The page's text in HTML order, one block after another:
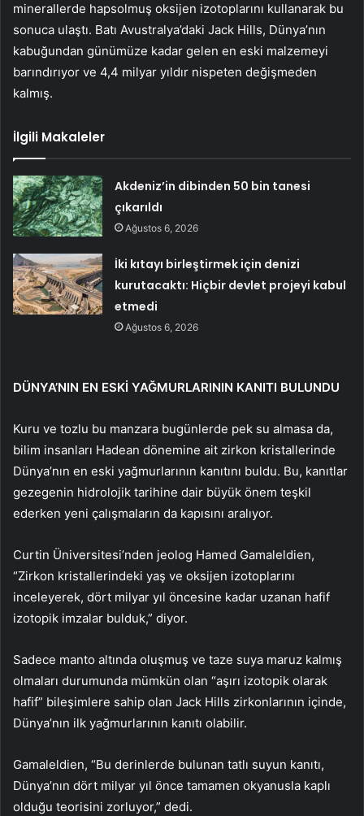
minerallerde hapsolmuş oksijen izotoplarını kullanarak bu
sonuca ulaştı. Batı Avustralya’daki Jack Hills, Dünya’nın
kabuğundan günümüze kadar gelen en eski malzemeyi
barındırıyor ve 4,4 milyar yıldır nispeten değişmeden
kalmış.
İlgili Makaleler
Akdeniz’in dibinden 50 bin tanesi
çıkarıldı
Ağustos 6, 2026
İki kıtayı birleştirmek için denizi
kurutacaktı: Hiçbir devlet projeyi kabul
etmedi
Ağustos 6, 2026
DÜNYA’NIN EN ESKİ YAĞMURLARININ KANITI BULUNDU
Kuru ve tozlu bu manzara bugünlerde pek su almasa da,
bilim insanları Hadean dönemine ait zirkon kristallerinde
Dünya’nın en eski yağmurlarının kanıtını buldu. Bu, kanıtlar
gezegenin hidrolojik tarihine dair büyük önem teşkil
ederken yeni çalışmaların da kapısını aralıyor.
Curtin Üniversitesi’nden jeolog Hamed Gamaleldien,
“Zirkon kristallerindeki yaş ve oksijen izotoplarını
inceleyerek, dört milyar yıl öncesine kadar uzanan hafif
izotopik imzalar bulduk,” diyor.
Sadece manto altında oluşmuş ve taze suya maruz kalmış
olmaları durumunda mümkün olan “aşırı izotopik olarak
hafif” bileşimlere sahip olan Jack Hills zirkonlarının içinde,
Dünya’nın ilk yağmurlarının kanıtı olabilir.
Gamaleldien, “Bu derinlerde bulunan tatlı suyun kanıtı,
Dünya’nın dört milyar yıl önce tamamen okyanusla kaplı
olduğu teorisini zorluyor,” dedi.